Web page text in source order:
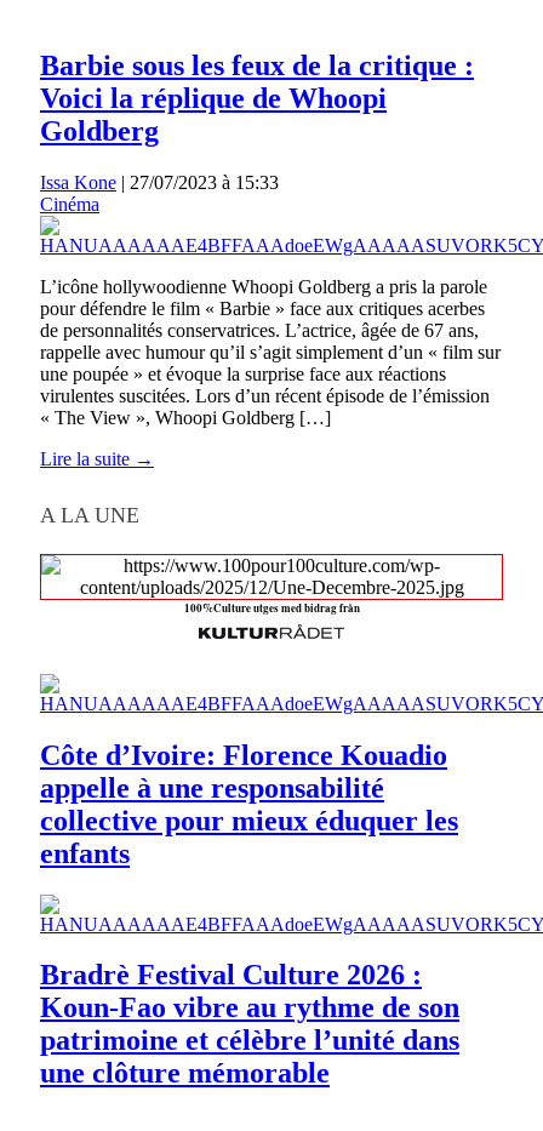
Barbie sous les feux de la critique :
Voici la réplique de Whoopi
Goldberg
Issa Kone | 27/07/2023 à 15:33
Cinéma
L’icône hollywoodienne Whoopi Goldberg a pris la parole
pour défendre le film « Barbie » face aux critiques acerbes
de personnalités conservatrices. L’actrice, âgée de 67 ans,
rappelle avec humour qu’il s’agit simplement d’un « film sur
une poupée » et évoque la surprise face aux réactions
virulentes suscitées. Lors d’un récent épisode de l’émission
« The View », Whoopi Goldberg […]
Lire la suite →
A LA UNE
100%Culture utges med bidrag från
Côte d’Ivoire: Florence Kouadio
appelle à une responsabilité
collective pour mieux éduquer les
enfants
Bradrè Festival Culture 2026 :
Koun-Fao vibre au rythme de son
patrimoine et célèbre l’unité dans
une clôture mémorable